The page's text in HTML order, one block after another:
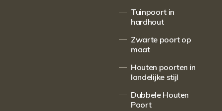
Tuinpoort in
hardhout
Zwarte poort op
maat
Houten poorten in
landelijke stijl
Dubbele Houten
Poort